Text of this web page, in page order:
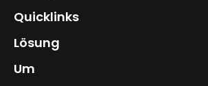
Quicklinks
Lösung
Um